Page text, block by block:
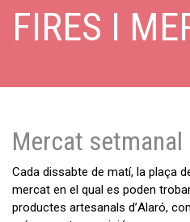
FIRES I
Mercat setmanal
Cada dissabte de matí, la plaça
mercat en el qual es poden
productes artesanals d’Alaró,